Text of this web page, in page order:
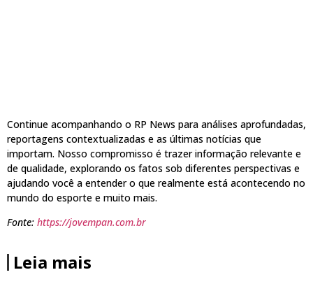
Continue acompanhando o RP News para análises aprofundadas,
reportagens contextualizadas e as últimas notícias que
importam. Nosso compromisso é trazer informação relevante e
de qualidade, explorando os fatos sob diferentes perspectivas e
ajudando você a entender o que realmente está acontecendo no
mundo do esporte e muito mais.
Fonte: https://jovempan.com.br
Leia mais